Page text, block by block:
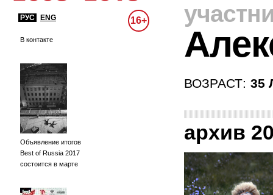
РУС ENG 16+
В контакте
Объявление итогов
Best of Russia 2017
состоится в марте
ВОЗРАСТ: 35
архив